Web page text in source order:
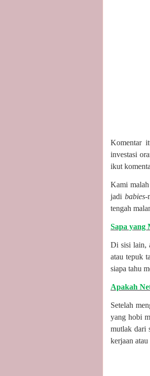
Komentar
investasi
ikut
Kami malah
jadi babies-
tengah
Sapa yang
Di sisi lain,
atau tepuk
siapa tahu
Apakah
Setelah
yang hobi
mutlak dari
kerjaan